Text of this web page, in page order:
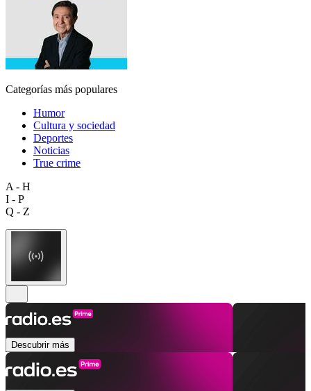
Categorías más populares
Humor
Cultura y sociedad
Deportes
Noticias
True crime
A - H
I - P
Q - Z
Descubrir más